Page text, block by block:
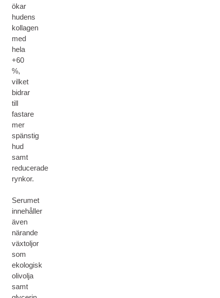
ökar
hudens
kollagen
med
hela
+60
%,
vilket
bidrar
till
fastare
mer
spänstig
hud
samt
reducerade
rynkor.
Serumet
innehåller
även
närande
växtoljor
som
ekologisk
olivolja
samt